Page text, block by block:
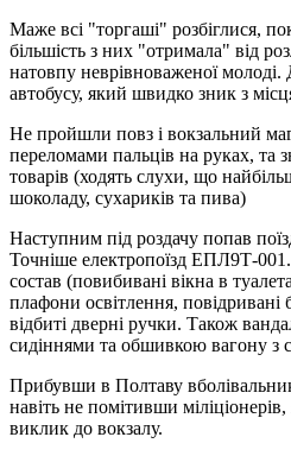
Маже всі "торгаші" розбіглися,
більшість з них "отримала" від
натовпу неврівноваженої
автобусу, який швидко зник з
Не пройшли повз і вокзальний
переломами пальців на руках, та
товарів (ходять слухи, що
шоколаду, сухариків та пива)
Наступним під роздачу попав
Точніше електропоїзд ЕПЛ9Т-
состав (повибивані вікна в
плафони освітлення, повідривані
відбиті дверні ручки. Також
сидіннями та обшивкою вагону з
Прибувши в Полтаву
навіть не помітивши
виклик до вокзалу.